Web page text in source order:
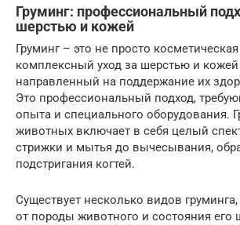
Груминг: профессиональный
шерстью и кожей
Груминг – это не просто
комплексный уход за шерстью и
направленный на поддержание их
Это профессиональный подход,
опыта и специального оборудования.
животных включает в себя целый
стрижки и мытья до вычесывания,
подстригания когтей.
Существует несколько видов
от породы животного и состояния его